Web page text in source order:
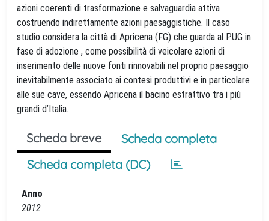
azioni coerenti di trasformazione e salvaguardia attiva
costruendo indirettamente azioni paesaggistiche. Il caso
studio considera la città di Apricena (FG) che guarda al PUG in
fase di adozione , come possibilità di veicolare azioni di
inserimento delle nuove fonti rinnovabili nel proprio paesaggio
inevitabilmente associato ai contesi produttivi e in particolare
alle sue cave, essendo Apricena il bacino estrattivo tra i più
grandi d’Italia.
Scheda breve
Scheda completa
Scheda completa (DC)
Anno
2012